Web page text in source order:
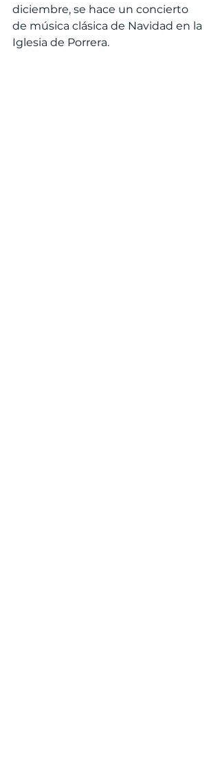
diciembre, se hace un concierto
de música clásica de Navidad en la
Iglesia de Porrera.